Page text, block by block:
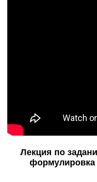
Лекция по
формулировка